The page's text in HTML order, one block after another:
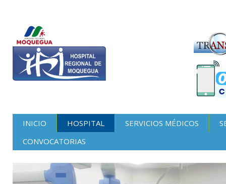
INICIO HOSPITAL SERVICIOS MÉDICOS
CONVOCATORIAS